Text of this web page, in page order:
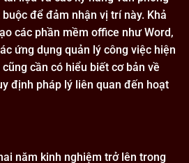
để đảm nhận vị trí này. Khả
các phần mềm office như Word,
ứng dụng quản lý công việc hiện
cần có hiểu biết cơ bản về
định pháp lý liên quan đến hoạt
năm kinh nghiệm trở lên trong